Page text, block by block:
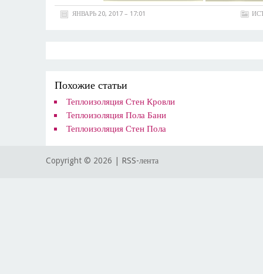
ЯНВАРЬ 20, 2017 – 17:01
Похожие статьи
Теплоизоляция Стен Кровли
Теплоизоляция Пола Бани
Теплоизоляция Стен Пола
Copyright © 2026 | RSS-лента